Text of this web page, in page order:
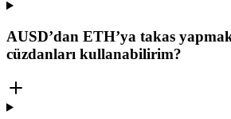
AUSD’dan ETH’ya takas
cüzdanları kullanabilirim?